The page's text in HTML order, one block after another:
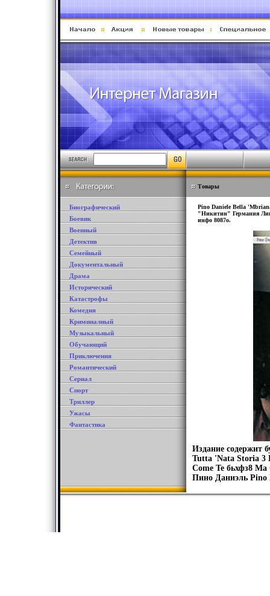
Биографический
Боевик
Военный
Детектив
Семейный
Документальный
Драма
Исторический
Катастрофы
Комедия
Криминалный
Музыкальный
Обучающий
Приключения
Романтический
Сериал
Спорт
Триллер
Ужасы
Фантастика
Товары
Pino Daniele Bella
"Никитин" Германия
инфо 8087o.
Издание содержит
Tutta 'Nata Storia 3
Come Te бьхфз8
Пино Даниэль Pino